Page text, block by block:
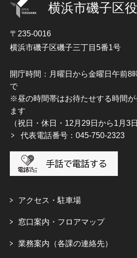
横浜市磯子区
〒235-0016
横浜市磯子区磯子三丁目5番1号
開庁時間：月曜日から金曜日午前8
で
※昼の時間帯はお待たせする時間が
ます
（祝日・休日・12月29日から1月3
代表電話番号：045-750-2323
アクセス・駐車場
窓口案内・フロアマップ
業務案内（各課の連絡先）